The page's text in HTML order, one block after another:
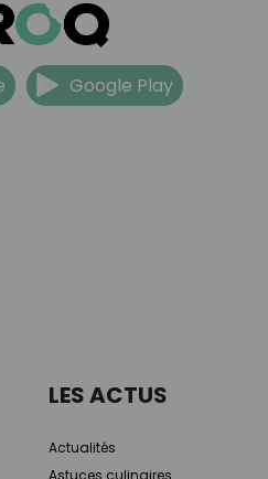
Google Play
LES ACTUS
Actualités
Astuces culinaires